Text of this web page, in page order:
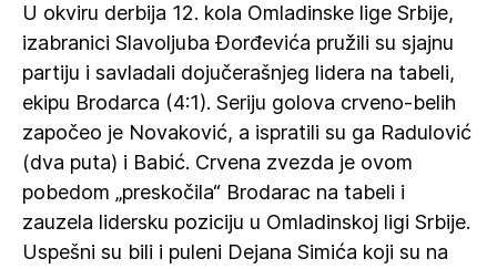
U okviru derbija 12. kola Omladinske lige Srbije,
izabranici Slavoljuba Đorđevića pružili su sjajnu
partiju i savladali dojučerašnjeg lidera na tabeli,
ekipu Brodarca (4:1). Seriju golova crveno-belih
započeo je Novaković, a ispratili su ga Radulović
(dva puta) i Babić. Crvena zvezda je ovom
pobedom „preskočila“ Brodarac na tabeli i
zauzela lidersku poziciju u Omladinskoj ligi Srbije.
Uspešni su bili i puleni Dejana Simića koji su na